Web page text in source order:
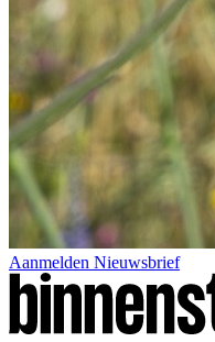
Aanmelden Nieuwsbrief